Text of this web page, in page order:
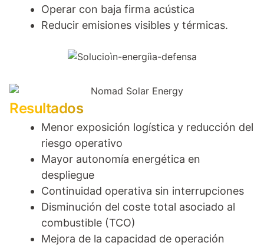
Operar con baja firma acústica
Reducir emisiones visibles y térmicas.
Resultados
Menor exposición logística y reducción del
riesgo operativo
Mayor autonomía energética en
despliegue
Continuidad operativa sin interrupciones
Disminución del coste total asociado al
combustible (TCO)
Mejora de la capacidad de operación